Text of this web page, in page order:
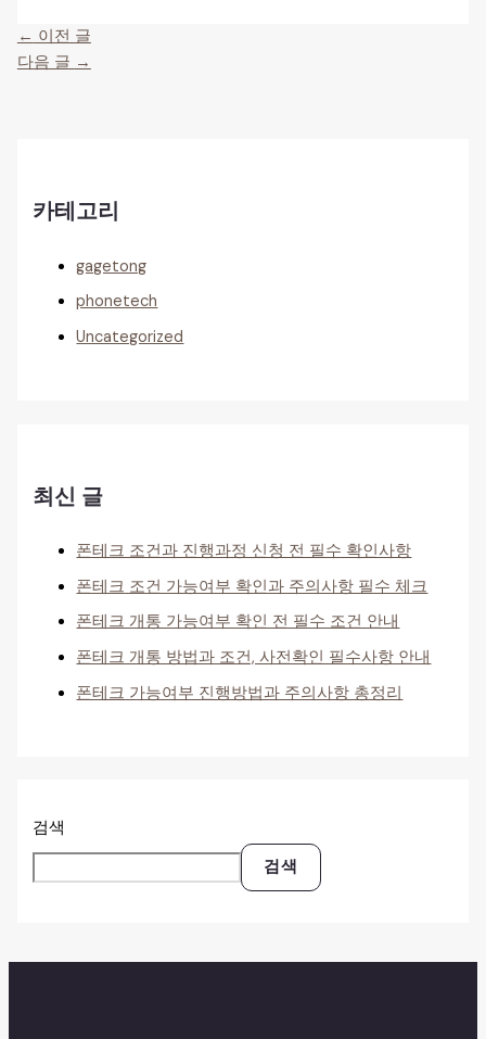
← 이전 글
다음 글 →
카테고리
gagetong
phonetech
Uncategorized
최신 글
폰테크 조건과 진행과정 신청 전 필수 확인사항
폰테크 조건 가능여부 확인과 주의사항 필수 체크
폰테크 개통 가능여부 확인 전 필수 조건 안내
폰테크 개통 방법과 조건, 사전확인 필수사항 안내
폰테크 가능여부 진행방법과 주의사항 총정리
검색
검색